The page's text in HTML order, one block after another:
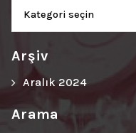
Arşiv
Aralık 2024
Arama